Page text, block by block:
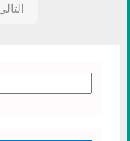
عن: